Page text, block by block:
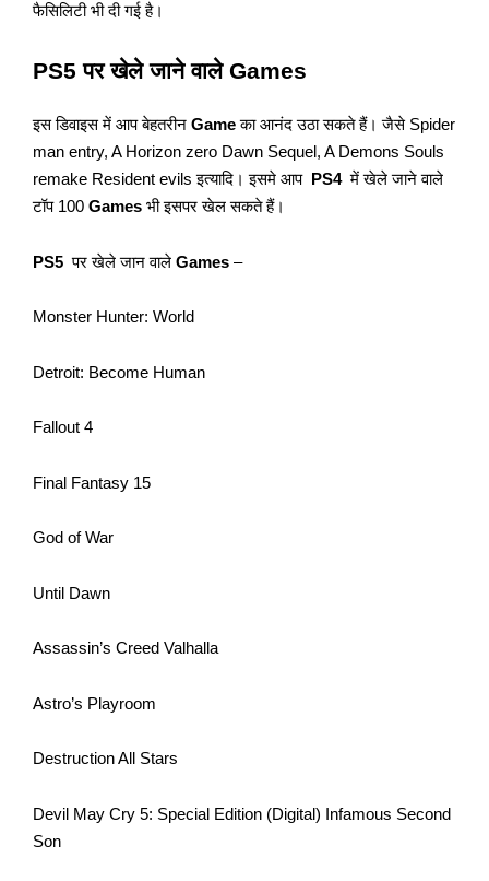
फैसिलिटी भी दी गई है।
PS5 पर खेले जाने वाले Games
इस डिवाइस में आप बेहतरीन Gameका आनंद उठा सकते हैं। जैसे Spider
man entry, A Horizon zero Dawn Sequel, A Demons Souls
remake Resident evils इत्यादि। इसमे आप
PS4में खेले जाने वाले
टॉप 100 Games भी इसपरखेल सकते हैं।
PS5 पर खेले जान वाले Games –
Monster Hunter: World
Detroit: Become Human
Fallout 4
Final Fantasy 15
God of War
Until Dawn
Assassin’s Creed Valhalla
Astro’s Playroom
Destruction All Stars
Devil May Cry 5: Special Edition (Digital) Infamous Second
Son